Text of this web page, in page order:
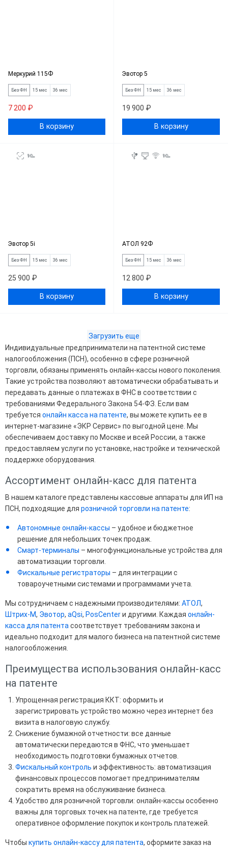
Меркурий 115Ф
Без ФН 15 мес 36 мес
7 200 ₽
В корзину
Эвотор 5
Без ФН 15 мес 36 мес
19 900 ₽
В корзину
Эвотор 5i
Без ФН 15 мес 36 мес
25 900 ₽
В корзину
АТОЛ 92Ф
Без ФН 15 мес 36 мес
12 800 ₽
В корзину
Загрузить еще
Индивидуальные предприниматели на патентной системе
налогообложения (ПСН), особенно в сфере розничной
торговли, обязаны применять онлайн-кассы нового поколения.
Такие устройства позволяют автоматически обрабатывать и
передавать данные о платежах в ФНС в соответствии с
требованиями Федерального Закона 54-ФЗ. Если вам
требуется онлайн касса на патенте, вы можете купить ее в
интернет-магазине «ЭКР Сервис» по выгодной цене. Мы
обеспечиваем доставку по Москве и всей России, а также
предоставляем услуги по установке, настройке и технической
поддержке оборудования.
Ассортимент онлайн-касс для патента
В нашем каталоге представлены кассовые аппараты для ИП на
ПСН, подходящие для розничной торговли на патенте:
Автономные онлайн-кассы – удобное и бюджетное
решение для небольших точек продаж.
Смарт-терминалы – многофункциональные устройства для
автоматизации торговли.
Фискальные регистраторы – для интеграции с
товароучетными системами и программами учета.
Мы сотрудничаем с надежными производителями: АТОЛ,
Штрих-М, Эвотор, aQsi, PosCenterи другими. Каждая онлайн-
касса для патента соответствует требованиям закона и
идеально подходит для малого бизнеса на патентной системе
налогообложения.
Преимущества использования онлайн-касс
на патенте
Упрощенная регистрация ККТ: оформить и
зарегистрировать устройство можно через интернет без
визита в налоговую службу.
Снижение бумажной отчетности: все данные
автоматически передаются в ФНС, что уменьшает
необходимость подготовки бумажных отчетов.
Фискальный контроль и эффективность: автоматизация
финансовых процессов помогает предпринимателям
сократить время на обслуживание бизнеса.
Удобство для розничной торговли: онлайн-кассы особенно
важны для торговых точек на патенте, где требуется
оперативное оформление покупок и контроль платежей.
Чтобы купить онлайн-кассу для патента, оформите заказ на